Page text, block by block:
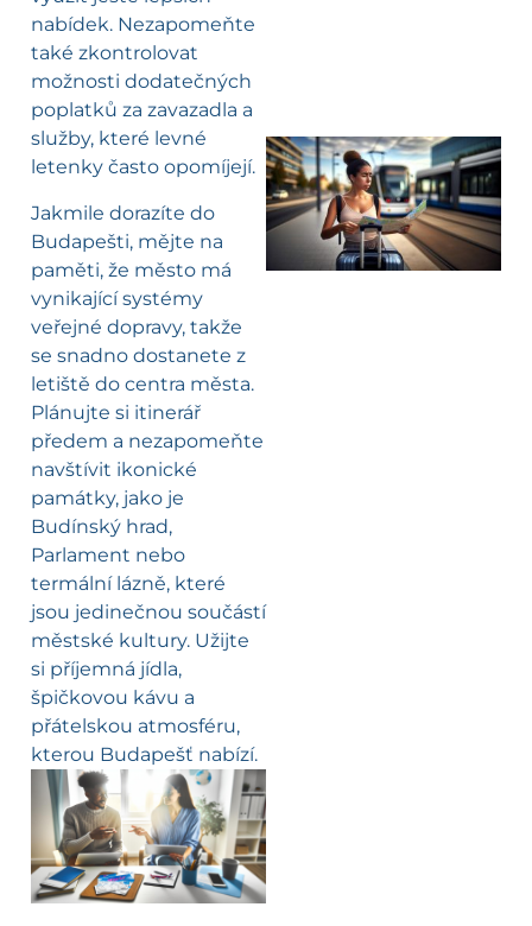
nabídek. Nezapomeňte
také zkontrolovat
možnosti dodatečných
poplatků za zavazadla a
služby, které levné
letenky často opomíjejí.
Jakmile dorazíte do
Budapešti, mějte na
paměti, že město má
vynikající systémy
veřejné dopravy, takže
se snadno dostanete z
letiště do centra města.
Plánujte si itinerář
předem a nezapomeňte
navštívit ikonické
památky, jako je
Budínský hrad,
Parlament nebo
termální lázně, které
jsou jedinečnou součástí
městské kultury. Užijte
si příjemná jídla,
špičkovou kávu a
přátelskou atmosféru,
kterou Budapešť nabízí.